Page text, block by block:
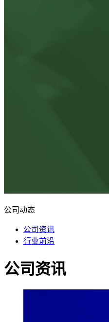
公司动态
公司资讯
行业前沿
公司资讯